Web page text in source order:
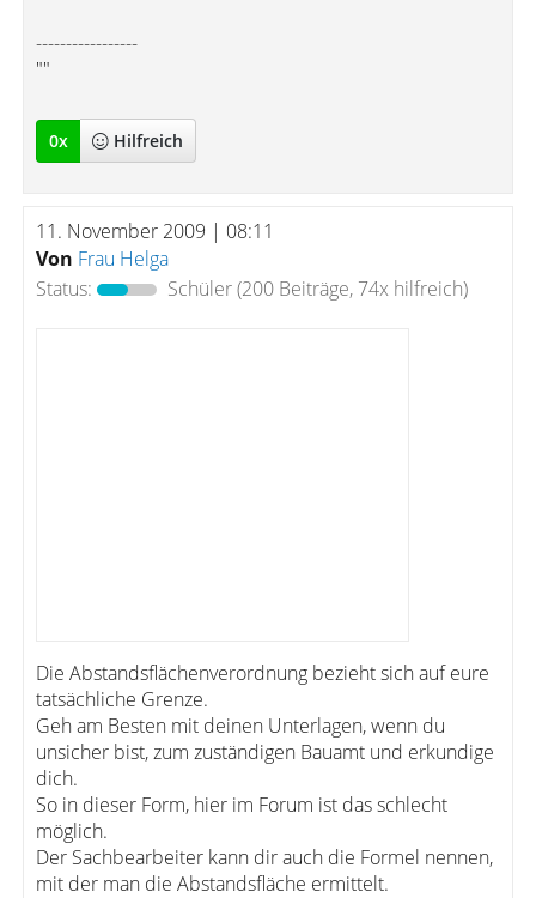
-----------------
""
0x Hilfreich
11. November 2009 | 08:11
Von Frau Helga
Status:
Schüler(200 Beiträge, 74x hilfreich)
Die Abstandsflächenverordnung bezieht sich auf eure
tatsächliche Grenze.
Geh am Besten mit deinen Unterlagen, wenn du
unsicher bist, zum zuständigen Bauamt und erkundige
dich.
So in dieser Form, hier im Forum ist das schlecht
möglich.
Der Sachbearbeiter kann dir auch die Formel nennen,
mit der man die Abstandsfläche ermittelt.